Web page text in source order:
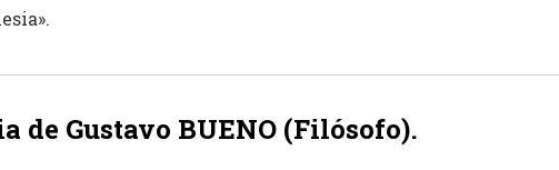
de Gustavo BUENO (Filósofo).